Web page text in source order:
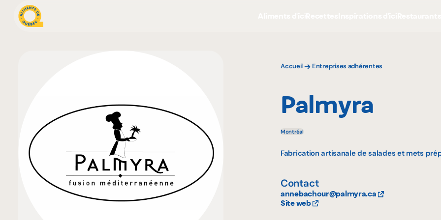
Accueil Entreprises adhérentes
Palmyra
Montréal
Fabrication artisanale de salades et mets
Contact
annebachour@palmyra.ca
Site web